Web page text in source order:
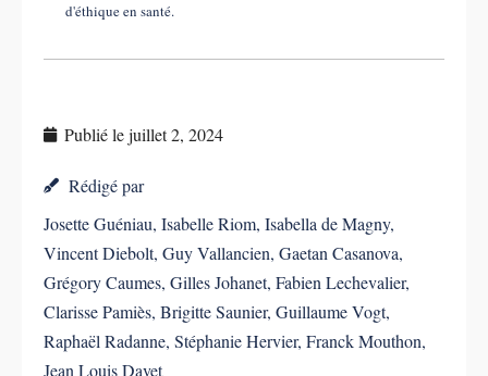
d'éthique en santé.
Publié lejuillet 2, 2024
Rédigé par
Josette Guéniau, Isabelle Riom, Isabella de Magny,
Vincent Diebolt, Guy Vallancien, Gaetan Casanova,
Grégory Caumes, Gilles Johanet, Fabien Lechevalier,
Clarisse Pamiès, Brigitte Saunier, Guillaume Vogt,
Raphaël Radanne, Stéphanie Hervier, Franck Mouthon,
Jean Louis Davet